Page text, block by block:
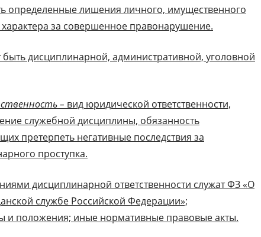
определенные лишения личного, имущественного
за совершенное правонарушение.
быть дисциплинарной, административной, уголовной
– вид юридической ответственности,
служебной дисциплины, обязанность
претерпеть негативные последствия за
проступка.
дисциплинарной ответственности служат ФЗ «О
службе Российской Федерации»;
и положения; иные нормативные правовые акты.